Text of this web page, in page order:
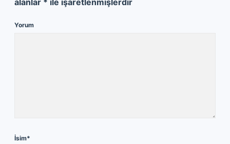
alanlar * ile işaretlenmişlerdir
Yorum
İsim*